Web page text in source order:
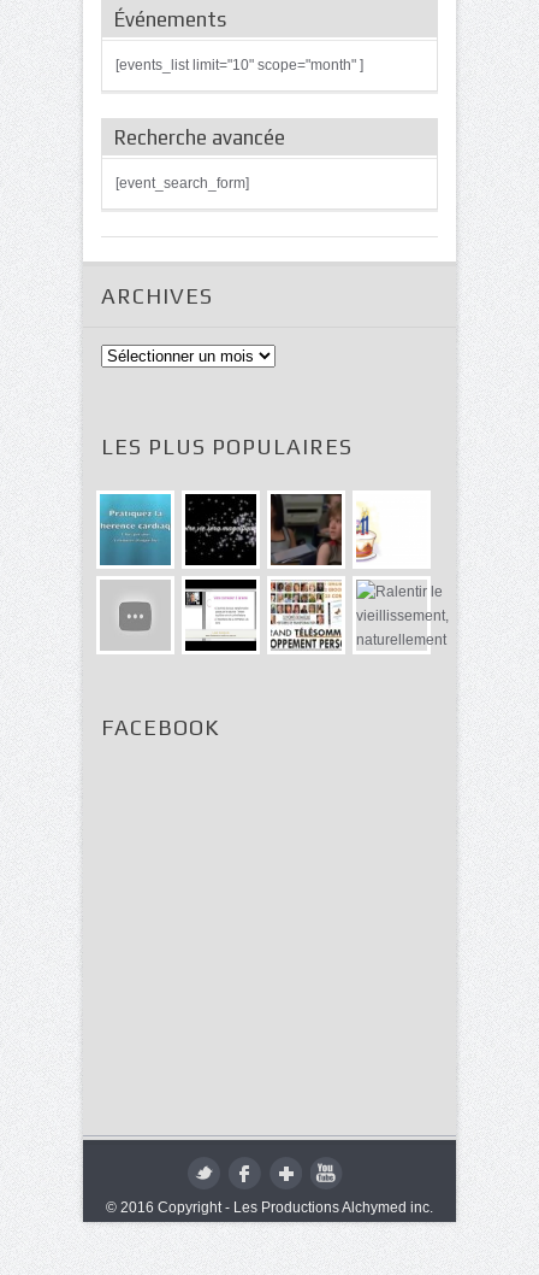
Événements
[events_list limit="10" scope="month" ]
Recherche avancée
[event_search_form]
ARCHIVES
Archives
LES PLUS POPULAIRES
FACEBOOK
© 2016 Copyright - Les Productions Alchymed inc.